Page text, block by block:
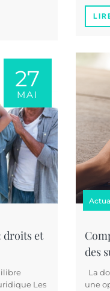
27
MAI
droits et
Les
des
La
une